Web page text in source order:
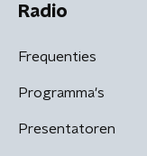
Radio
Frequenties
Programma's
Presentatoren